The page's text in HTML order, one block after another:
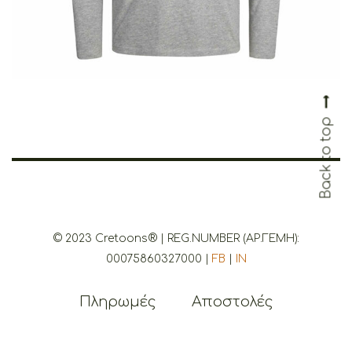
© 2023 Cretoons® | REG.NUMBER (ΑΡ.ΓΕΜΗ):
00075860327000 | FB IN
Πληρωμές Αποστολές